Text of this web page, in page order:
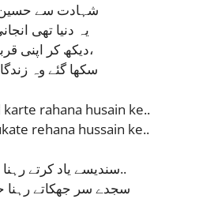
شہادت سے
یہ دنیا تھی
دیکھ کر اپنی قربانی،
سکھا گئے وہ
rahana husain ke..
rehana hussain ke..
سندیسے یاد کرتے رہنا حسین کے..
سجدے سر جھکاتے رہنا